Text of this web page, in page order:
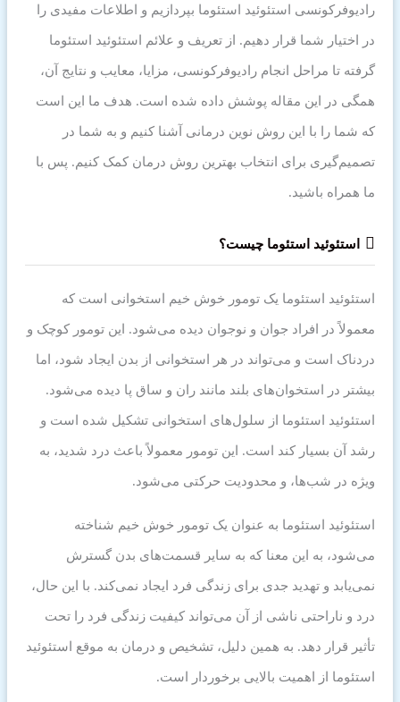
رادیوفرکونسی استئوئید استئوما بپردازیم و اطلاعات مفیدی را
در اختیار شما قرار دهیم. از تعریف و علائم استئوئید استئوما
گرفته تا مراحل انجام رادیوفرکونسی، مزایا، معایب و نتایج آن،
همگی در این مقاله پوشش داده شده است. هدف ما این است
که شما را با این روش نوین درمانی آشنا کنیم و به شما در
تصمیم‌گیری برای انتخاب بهترین روش درمان کمک کنیم. پس با
ما همراه باشید.
استئوئید استئوما چیست؟
استئوئید استئوما یک تومور خوش خیم استخوانی است که
معمولاً در افراد جوان و نوجوان دیده می‌شود. این تومور کوچک و
دردناک است و می‌تواند در هر استخوانی از بدن ایجاد شود، اما
بیشتر در استخوان‌های بلند مانند ران و ساق پا دیده می‌شود.
استئوئید استئوما از سلول‌های استخوانی تشکیل شده است و
رشد آن بسیار کند است. این تومور معمولاً باعث درد شدید، به
ویژه در شب‌ها، و محدودیت حرکتی می‌شود.
استئوئید استئوما به عنوان یک تومور خوش خیم شناخته
می‌شود، به این معنا که به سایر قسمت‌های بدن گسترش
نمی‌یابد و تهدید جدی برای زندگی فرد ایجاد نمی‌کند. با این حال،
درد و ناراحتی ناشی از آن می‌تواند کیفیت زندگی فرد را تحت
تأثیر قرار دهد. به همین دلیل، تشخیص و درمان به موقع استئوئید
استئوما از اهمیت بالایی برخوردار است.